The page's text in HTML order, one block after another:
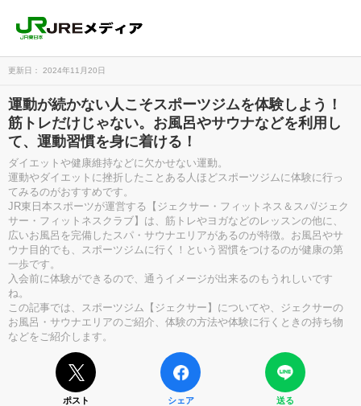
更新日： 2024年11月20日
運動が続かない人こそスポーツジムを体験しよう！
筋トレだけじゃない。お風呂やサウナなどを利用し
て、運動習慣を身に着ける！
ダイエットや健康維持などに欠かせない運動。
運動やダイエットに挫折したことある人ほどスポーツジムに体験に行っ
てみるのがおすすめです。
JR東日本スポーツが運営する【ジェクサー・フィットネス＆スパ/ジェク
サー・フィットネスクラブ】は、筋トレやヨガなどのレッスンの他に、
広いお風呂を完備したスパ・サウナエリアがあるのが特徴。お風呂やサ
ウナ目的でも、スポーツジムに行く！という習慣をつけるのが健康の第
一歩です。
入会前に体験ができるので、通うイメージが出来るのもうれしいです
ね。
この記事では、スポーツジム【ジェクサー】についてや、ジェクサーの
お風呂・サウナエリアのご紹介、体験の方法や体験に行くときの持ち物
などをご紹介します。
ポスト シェア 送る